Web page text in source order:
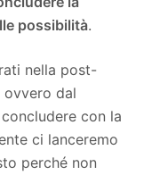
possibilità.
nella post-
dal
con la
ci lanceremo
perché non